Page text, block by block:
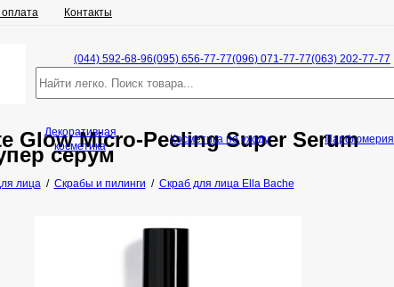
оплата Контакты
(044) 592-68-96(095) 656-77-77(096) 071-77-77(063) 202-77-77
Glow Micro-Peeling Super Serum
серум
лица/ Скрабы и пилинги / Скраб для лица Ella Bache
Декоративная
косметика
Косметика по уходу Парфюмерия